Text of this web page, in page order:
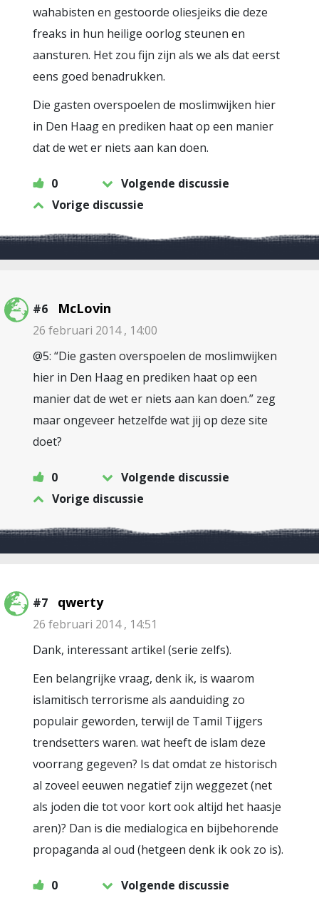
wahabisten en gestoorde oliesjeiks die deze
freaks in hun heilige oorlog steunen en
aansturen. Het zou fijn zijn als we als dat eerst
eens goed benadrukken.
Die gasten overspoelen de moslimwijken hier
in Den Haag en prediken haat op een manier
dat de wet er niets aan kan doen.
0
Volgende discussie
Vorige discussie
#6 McLovin
26 februari 2014 , 14:00
@5: “Die gasten overspoelen de moslimwijken
hier in Den Haag en prediken haat op een
manier dat de wet er niets aan kan doen.” zeg
maar ongeveer hetzelfde wat jij op deze site
doet?
0
Volgende discussie
Vorige discussie
#7 qwerty
26 februari 2014 , 14:51
Dank, interessant artikel (serie zelfs).
Een belangrijke vraag, denk ik, is waarom
islamitisch terrorisme als aanduiding zo
populair geworden, terwijl de Tamil Tijgers
trendsetters waren. wat heeft de islam deze
voorrang gegeven? Is dat omdat ze historisch
al zoveel eeuwen negatief zijn weggezet (net
als joden die tot voor kort ook altijd het haasje
aren)? Dan is die medialogica en bijbehorende
propaganda al oud (hetgeen denk ik ook zo is).
0
Volgende discussie